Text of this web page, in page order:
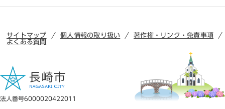
サイトマップ 個人情報の取り扱い
著作権・リンク・免責事項
よくある質問
法人番号6000020422011